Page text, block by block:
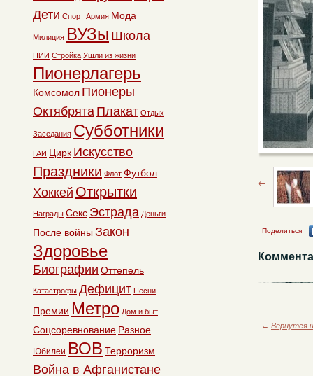
Поделиться
← Вернутся
Дети Спорт Армия Мода
Милиция ВУЗы Школа
НИИ Стройка Ушли из жизни
Пионерлагерь
Комсомол Пионеры
Октябрята Плакат Отдых
Заседания Субботники
ГАИ Цирк Искусство
Праздники Флот Футбол
Хоккей Открытки
Награды Секс Эстрада Деньги
После войны Закон
Здоровье
Биографии Оттепель
Катастрофы Дефицит Песни
Премии Метро Дом и быт
Соцсоревнование Разное
Юбилеи ВОВ Терроризм
Война в Афганистане